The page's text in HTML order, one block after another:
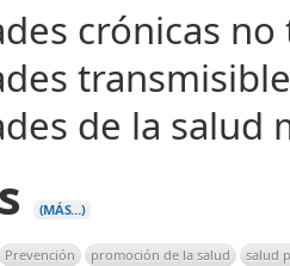
crónicas
de la salud
(MÁS…)
Prevención promoción de la salud salud